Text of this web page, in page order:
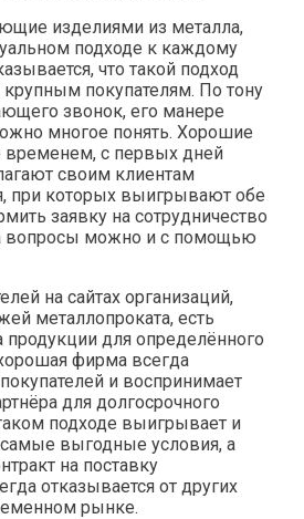
изделиями из металла,
подходе к каждому
что такой подход
крупным покупателям. По тону
звонок, его манере
многое понять. Хорошие
с первых дней
своим клиентам
при которых выигрывают обе
заявку на сотрудничество
вопросы можно и с помощью
на сайтах организаций,
металлопроката, есть
продукции для определённого
фирма всегда
и воспринимает
для долгосрочного
подходе выигрывает и
выгодные условия, а
на поставку
отказывается от других
рынке.